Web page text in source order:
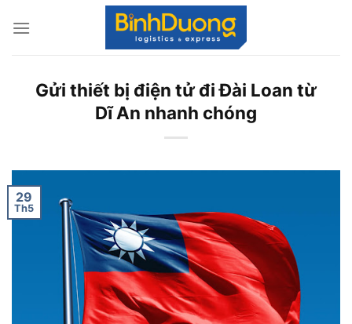
Gửi thiết bị điện tử đi Đài Loan từ
Dĩ An nhanh chóng
29
Th5